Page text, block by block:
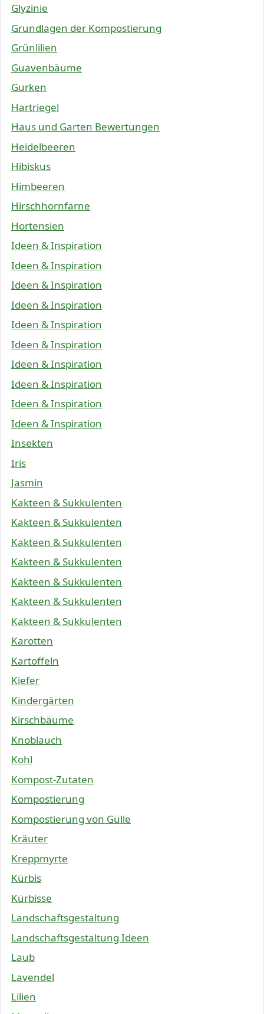
Glyzinie
Grundlagen der Kompostierung
Grünlilien
Guavenbäume
Gurken
Hartriegel
Haus und Garten Bewertungen
Heidelbeeren
Hibiskus
Himbeeren
Hirschhornfarne
Hortensien
Ideen & Inspiration
Ideen & Inspiration
Ideen & Inspiration
Ideen & Inspiration
Ideen & Inspiration
Ideen & Inspiration
Ideen & Inspiration
Ideen & Inspiration
Ideen & Inspiration
Ideen & Inspiration
Insekten
Iris
Jasmin
Kakteen & Sukkulenten
Kakteen & Sukkulenten
Kakteen & Sukkulenten
Kakteen & Sukkulenten
Kakteen & Sukkulenten
Kakteen & Sukkulenten
Kakteen & Sukkulenten
Karotten
Kartoffeln
Kiefer
Kindergärten
Kirschbäume
Knoblauch
Kohl
Kompost-Zutaten
Kompostierung
Kompostierung von Gülle
Kräuter
Kreppmyrte
Kürbis
Kürbisse
Landschaftsgestaltung
Landschaftsgestaltung Ideen
Laub
Lavendel
Lilien